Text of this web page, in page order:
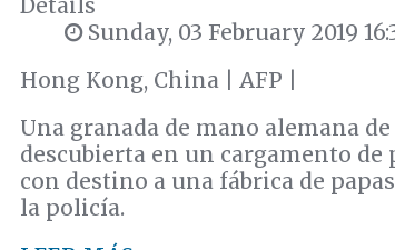
Details
Sunday, 03 February 2019
Hong Kong, China | AFP |
Una granada de mano alemana
descubierta en un cargamento de
con destino a una fábrica de
la policía.